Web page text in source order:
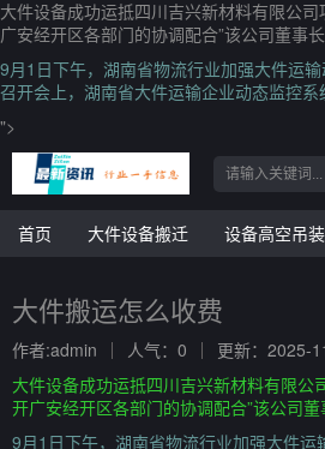
大件设备成功运抵四川吉兴新材料有限公
广安经开区各部门的协调配合”该公司董事长
9月1日下午，湖南省物流行业加强大件运
召开会上，湖南省大件运输企业动态监控系
">
首页 大件设备搬迁 设备高空吊装
大件搬运怎么收费
作者:admin 人气：0
更新：2025-
大件设备成功运抵四川吉兴新材料有限公
开广安经开区各部门的协调配合”该公司董
9月1日下午，湖南省物流行业加强大件